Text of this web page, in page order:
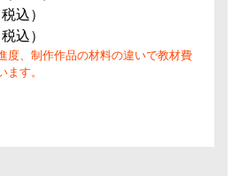
込）
込）
度、制作作品の材料の違いで教材費
ます。